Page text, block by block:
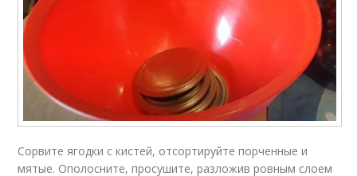
Сорвите ягодки с кистей, отсортируйте порченные и
мятые. Ополосните, просушите, разложив ровным слоем